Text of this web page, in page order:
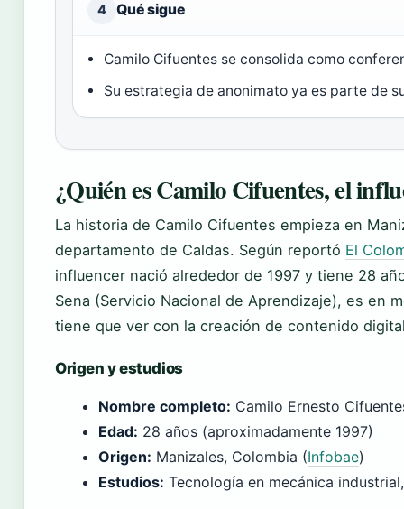
4 Qué sigue
Camilo Cifuentes se consolida como
Su estrategia de anonimato ya es parte de
¿Quién es Camilo Cifuentes, el
La historia de Camilo Cifuentes empieza en
departamento de Caldas. Según reportó El
influencer nació alrededor de 1997 y tiene 28
Sena (Servicio Nacional de Aprendizaje), es en
tiene que ver con la creación de contenido
Origen y estudios
Nombre completo: Camilo Ernesto
Edad: 28 años (aproximadamente 1997)
Origen: Manizales, Colombia (Infobae)
Estudios: Tecnología en mecánica